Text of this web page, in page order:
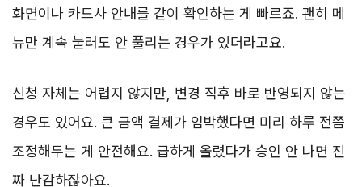
화면이나 카드사 안내를 같이 확인하는 게 빠르죠. 괜히 메
뉴만 계속 눌러도 안 풀리는 경우가 있더라고요.
신청 자체는 어렵지 않지만, 변경 직후 바로 반영되지 않는
경우도 있어요. 큰 금액 결제가 임박했다면 미리 하루 전쯤
조정해두는 게 안전해요. 급하게 올렸다가 승인 안 나면 진
짜 난감하잖아요.